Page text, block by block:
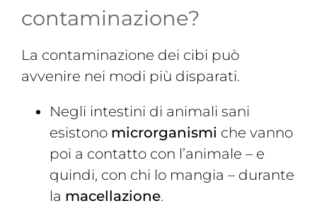
contaminazione?
La contaminazione dei cibi può
avvenire nei modi più disparati.
Negli intestini di animali sani
esistono microrganismi che vanno
poi a contatto con l’animale – e
quindi, con chi lo mangia – durante
la macellazione.